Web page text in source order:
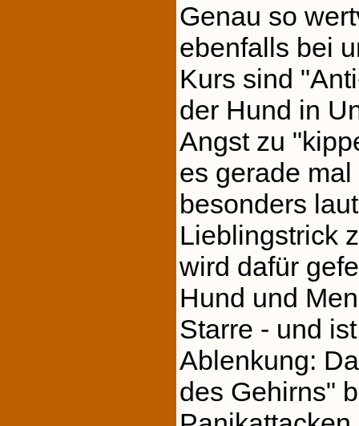
Genau so
ebenfalls bei
Kurs sind
der Hund in
Angst zu
es gerade
besonders
Lieblingstrick
wird dafür
Hund und
Starre - und
Ablenkung:
des Gehirns"